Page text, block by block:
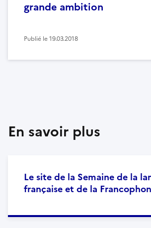
grande ambition
Publié le19.03.2018
En savoir plus
Le site de la Semaine de la
française et de la